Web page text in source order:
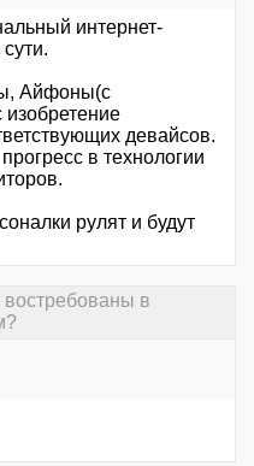
интернет-
Айфоны(с
девайсов.
в технологии
рулят и будут
востребованы в